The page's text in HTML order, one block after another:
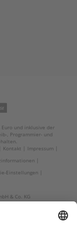
und inklusive der
, Programmier- und
Kontakt
Impressum
Einstellungen
& Co. KG